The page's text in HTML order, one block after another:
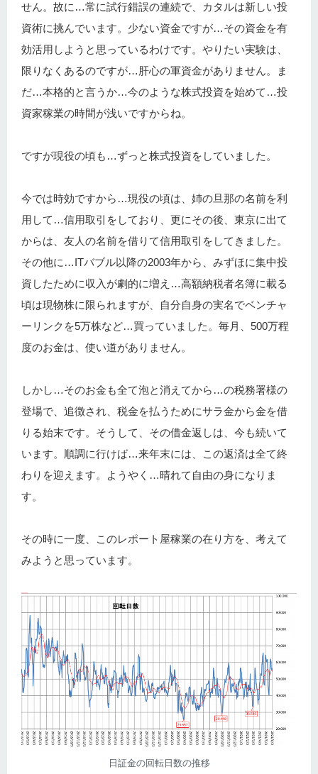
せん。故に…常に試行錯誤の連続で、カタルは新しい投
資術に挑んでいます。少ない資金ですが…その資金を有
効活用しようと思っているわけです。やりたい実験は、
限りなくあるのですが…肝心の軍資金がありません。ま
だ…本格的と言うか…今のような株式投資を始めて…投
資家稼業の時間が浅いですからね。
ですが現役の頃も…ずっと株式投資をしていました。
今では時効ですから…現役の頃は、姉の旦那の名前を利
用して…信用取引をしており、更にその後、東京に出て
からは、友人の名前を借りて信用取引をしてきました。
その他に…ITバブル以降の2003年から、みずほに集中投
資したために収入が劇的に増え…高額納税者名簿に載る
頃は現物株に限られますが、自分自身の実名でベンチャ
ーリンクを5万株など…買っていました。毎月、500万程
度のお金は、使い道がありません。
しかし…そのお金も全て泡と消えてから…の税務署様の
登場で、追徴され、税金を払うためにサラ金から金を借
りる始末です。そうして、その借金返しは、今も続いて
います。順調に行けば…来年末には、この返済は全て終
わりを迎えます。ようやく…晴れて自由の身になりま
す。
その時に一度、このレポート屋稼業の在り方を、考えて
みようと思っています。
日証金の回転日数の推移